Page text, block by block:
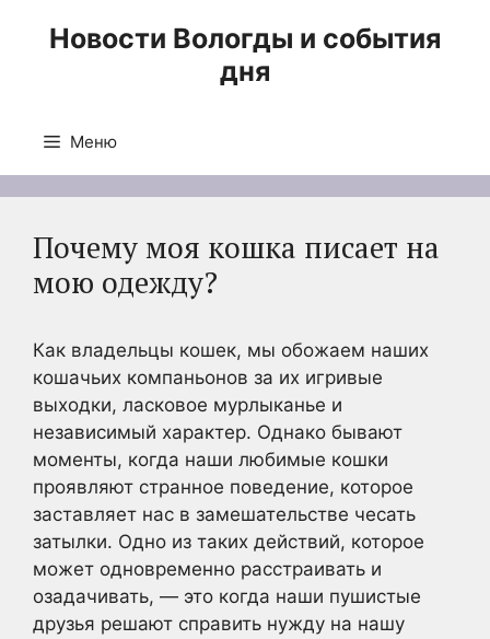
Новости Вологды и события
дня
Меню
Почему моя кошка писает на
мою одежду?
Как владельцы кошек, мы обожаем наших
кошачьих компаньонов за их игривые
выходки, ласковое мурлыканье и
независимый характер. Однако бывают
моменты, когда наши любимые кошки
проявляют странное поведение, которое
заставляет нас в замешательстве чесать
затылки. Одно из таких действий, которое
может одновременно расстраивать и
озадачивать, — это когда наши пушистые
друзья решают справить нужду на нашу